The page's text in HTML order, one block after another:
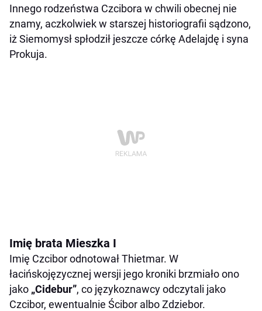
Innego rodzeństwa Czcibora w chwili obecnej nie
znamy, aczkolwiek w starszej historiografii sądzono,
iż Siemomysł spłodził jeszcze córkę Adelajdę i syna
Prokuja.
Imię brata Mieszka I
Imię Czcibor odnotował Thietmar. W
łacińskojęzycznej wersji jego kroniki brzmiało ono
jako „Cidebur”, co językoznawcy odczytali jako
Czcibor, ewentualnie Ścibor albo Zdziebor.